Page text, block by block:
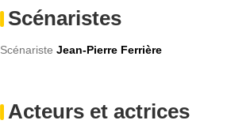
Scénaristes
Scénariste Jean-Pierre Ferrière
Acteurs et actrices